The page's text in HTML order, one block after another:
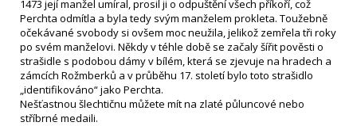
1473 její manžel umíral, prosil ji o odpuštění všech příkoří, což
Perchta odmítla a byla tedy svým manželem prokleta. Toužebně
očekávané svobody si ovšem moc neužila, jelikož zemřela tři roky
po svém manželovi. Někdy v téhle době se začaly šířit pověsti o
strašidle s podobou dámy v bílém, která se zjevuje na hradech a
zámcích Rožmberků a v průběhu 17. století bylo toto strašidlo
„identifikováno“ jako Perchta.
Nešťastnou šlechtičnu můžete mít na zlaté půluncové nebo
stříbrné medaili.